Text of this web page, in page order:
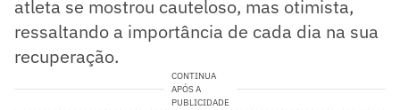
atleta se mostrou cauteloso, mas otimista,
ressaltando a importância de cada dia na sua
recuperação.
CONTINUA
APÓS A
PUBLICIDADE